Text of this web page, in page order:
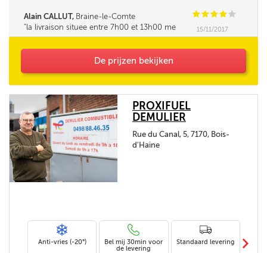
Alain CALLUT, Braine-le-Comte CCCC C
la livraison situee entre 7h00 et 13h00 me
parait tres longue. la fourchette ne pourrait elle
15/11/2017
De prijzen bekijken
PROXIFUEL
DEMULIER
Rue du Canal, 5, 7170, Bois-
d'Haine
Anti-vries (-20°)
Bel mij 30min voor
de levering
Standaard levering m